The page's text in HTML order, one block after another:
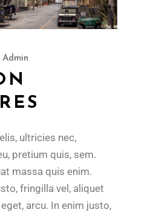
Admin
ultricies nec,
pretium quis, sem.
massa quis enim.
fringilla vel, aliquet
arcu. In enim justo,